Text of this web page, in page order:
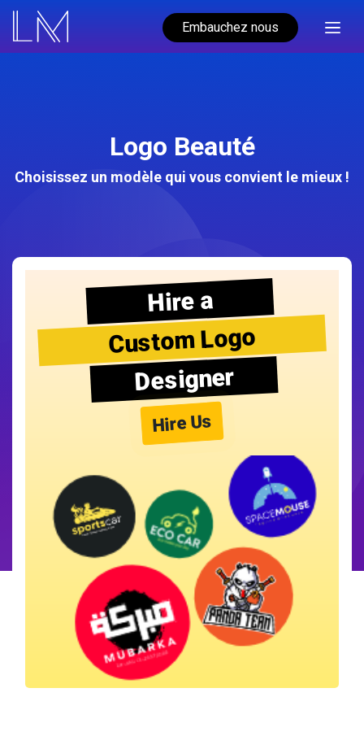
Embauchez nous
Logo Beauté
Choisissez un modèle qui vous convient le mieux !
Hire a
Custom Logo
Designer
Hire Us